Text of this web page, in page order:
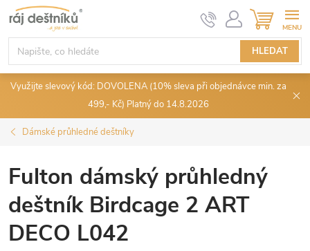
Přejít
na
obsah
HLEDAT
KOŠÍK
Využijte slevový kód: DOVOLENA (10% sleva při objednávce min. za
499,- Kč) Platný do 14.8.2026
Dámské průhledné deštníky
Fulton dámský průhledný
deštník Birdcage 2 ART
DECO L042